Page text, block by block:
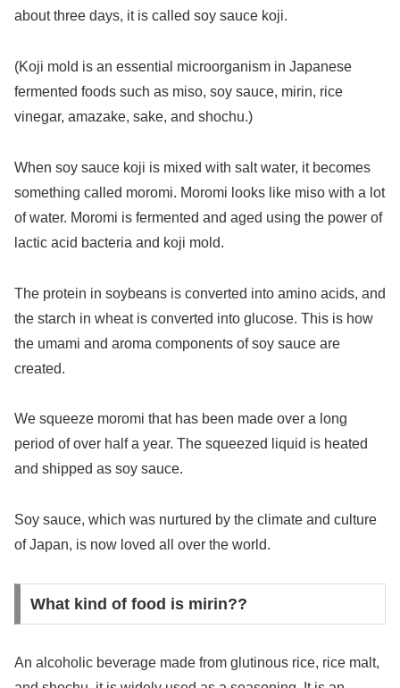
about three days, it is called soy sauce koji.
(Koji mold is an essential microorganism in Japanese
fermented foods such as miso, soy sauce, mirin, rice
vinegar, amazake, sake, and shochu.)
When soy sauce koji is mixed with salt water, it becomes
something called moromi. Moromi looks like miso with a lot
of water. Moromi is fermented and aged using the power of
lactic acid bacteria and koji mold.
The protein in soybeans is converted into amino acids, and
the starch in wheat is converted into glucose. This is how
the umami and aroma components of soy sauce are
created.
We squeeze moromi that has been made over a long
period of over half a year. The squeezed liquid is heated
and shipped as soy sauce.
Soy sauce, which was nurtured by the climate and culture
of Japan, is now loved all over the world.
What kind of food is mirin??
An alcoholic beverage made from glutinous rice, rice malt,